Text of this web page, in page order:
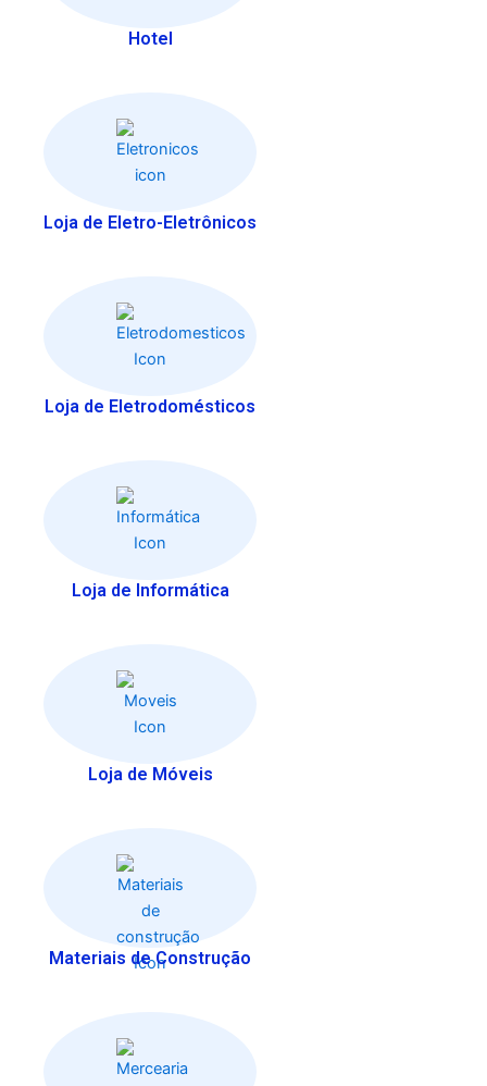
Hotel
Loja de Eletro-Eletrônicos
Loja de Eletrodomésticos
Loja de Informática
Loja de Móveis
Materiais de Construção